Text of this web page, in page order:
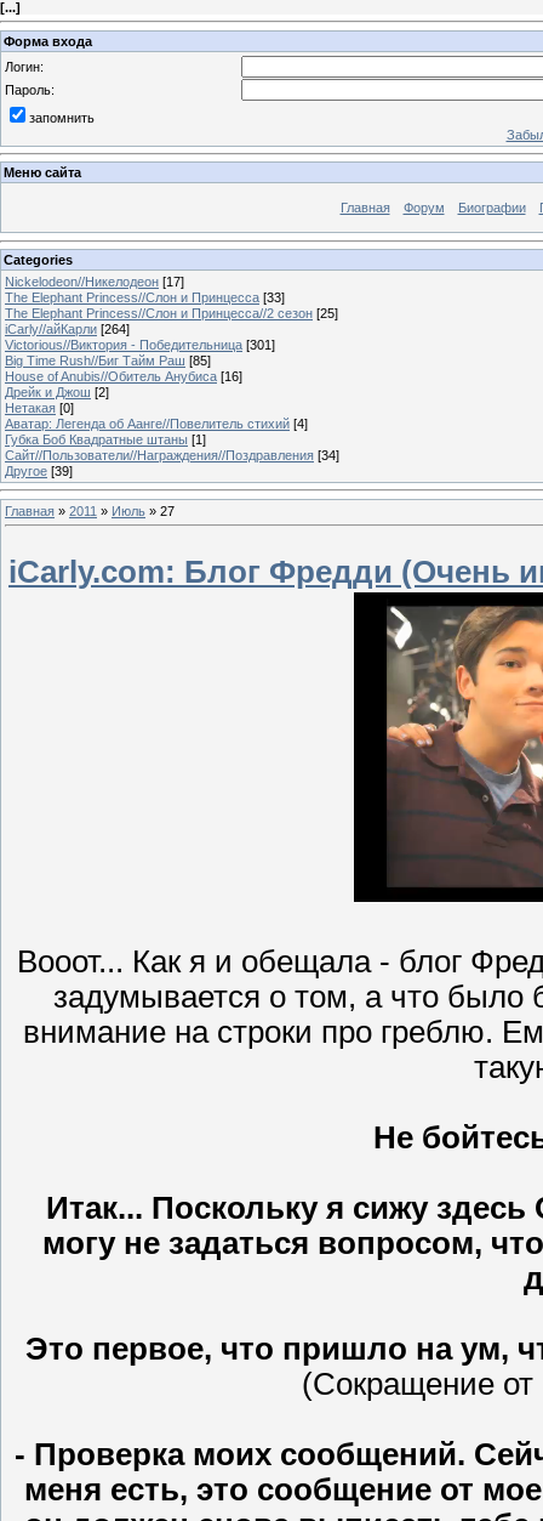
[...]
Форма входа
Логин:
Пароль:
запомнить
Меню сайта
Главная Форум Биографии
Categories
Nickelodeon//Никелодеон [17]
The Elephant Princess//Слон и Принцесса [33]
The Elephant Princess//Слон и Принцесса//2 сезон [25]
iCarly//айКарли [264]
Victorious//Виктория - Победительница [301]
Big Time Rush//Биг Тайм Раш [85]
House of Anubis//Обитель Анубиса [16]
Дрейк и Джош [2]
Нетакая [0]
Аватар: Легенда об Аанге//Повелитель стихий [4]
Губка Боб Квадратные штаны [1]
Сайт//Пользователи//Награждения//Поздравления [34]
Другое [39]
Главная » 2011 » Июль » 27
iCarly.com: Блог Фредди (Очень
Вооот... Как я и обещала - блог
задумывается о том, а что было
внимание на строки про греблю.
Не
Итак... Поскольку я сижу
могу не задаться вопросом,
Это первое, что пришло на ум,
(Сокращение
- Проверка моих сообщений.
меня есть, это сообщение от